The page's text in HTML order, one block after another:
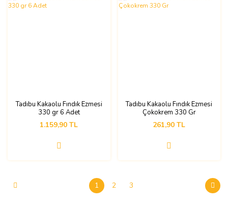
Tadıbu Kakaolu Fındık Ezmesi
330 gr 6 Adet
1.159,90 TL
Tadıbu Kakaolu Fındık Ezmesi
Çokokrem 330 Gr
261,90 TL
1 2 3